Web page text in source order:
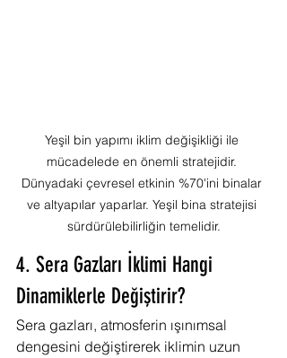
Yeşil bin yapımı iklim değişikliği ile
mücadelede en önemli stratejidir.
Dünyadaki çevresel etkinin %70'ini binalar
ve altyapılar yaparlar. Yeşil bina stratejisi
sürdürülebilirliğin temelidir.
4. Sera Gazları İklimi Hangi
Dinamiklerle Değiştirir?
Sera gazları, atmosferin ışınımsal
dengesini değiştirerek iklimin uzun